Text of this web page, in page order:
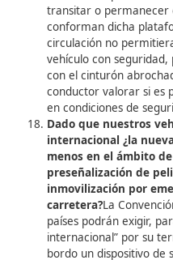
acceder a esta
conductor o parte
importante
de peligro V-16
gracias al envío
conectado que
organismos
disposición a los
través del Punto
Movilidad.
de Tráfico podrán
a través de
en las